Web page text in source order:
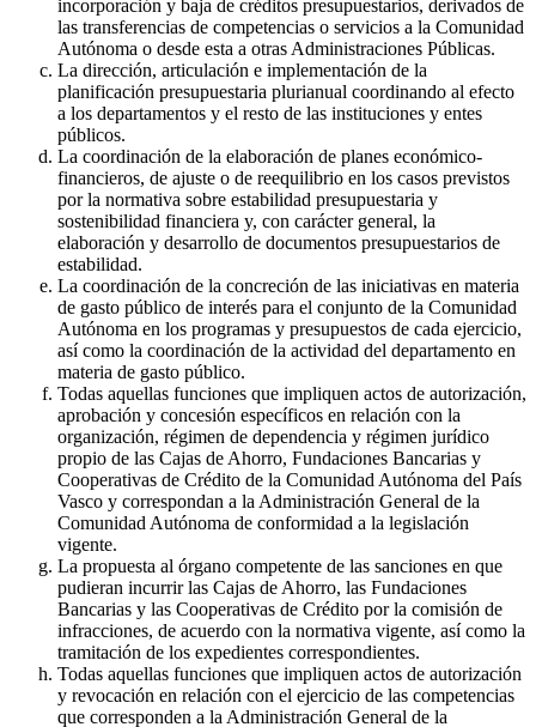
incorporación y baja de créditos presupuestarios, derivados de
las transferencias de competencias o servicios a la Comunidad
Autónoma o desde esta a otras Administraciones Públicas.
La dirección, articulación e implementación de la
planificación presupuestaria plurianual coordinando al efecto
a los departamentos y el resto de las instituciones y entes
públicos.
La coordinación de la elaboración de planes económico-
financieros, de ajuste o de reequilibrio en los casos previstos
por la normativa sobre estabilidad presupuestaria y
sostenibilidad financiera y, con carácter general, la
elaboración y desarrollo de documentos presupuestarios de
estabilidad.
La coordinación de la concreción de las iniciativas en materia
de gasto público de interés para el conjunto de la Comunidad
Autónoma en los programas y presupuestos de cada ejercicio,
así como la coordinación de la actividad del departamento en
materia de gasto público.
Todas aquellas funciones que impliquen actos de autorización,
aprobación y concesión específicos en relación con la
organización, régimen de dependencia y régimen jurídico
propio de las Cajas de Ahorro, Fundaciones Bancarias y
Cooperativas de Crédito de la Comunidad Autónoma del País
Vasco y correspondan a la Administración General de la
Comunidad Autónoma de conformidad a la legislación
vigente.
La propuesta al órgano competente de las sanciones en que
pudieran incurrir las Cajas de Ahorro, las Fundaciones
Bancarias y las Cooperativas de Crédito por la comisión de
infracciones, de acuerdo con la normativa vigente, así como la
tramitación de los expedientes correspondientes.
Todas aquellas funciones que impliquen actos de autorización
y revocación en relación con el ejercicio de las competencias
que corresponden a la Administración General de la